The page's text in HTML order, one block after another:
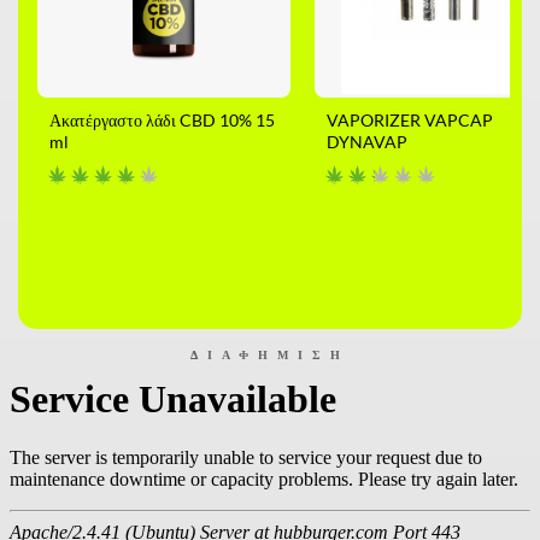
Ακατέργαστο λάδι CBD 10% 15
ml
VAPORIZER VAPCAP
DYNAVAP
ΔΙΑΦΉΜΙΣΗ